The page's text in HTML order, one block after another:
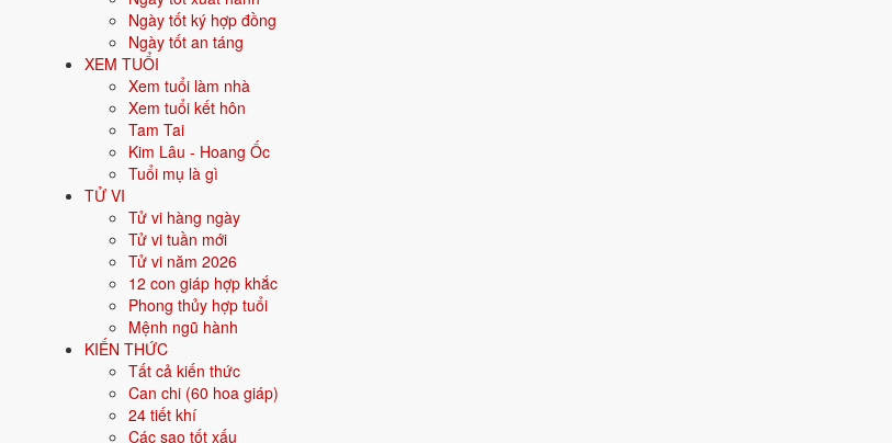
Ngày tốt ký hợp đồng
Ngày tốt an táng
XEM TUỔI
Xem tuổi làm nhà
Xem tuổi kết hôn
Tam Tai
Kim Lâu - Hoang Ốc
Tuổi mụ là gì
TỬ VI
Tử vi hàng ngày
Tử vi tuần mới
Tử vi năm 2026
12 con giáp hợp khắc
Phong thủy hợp tuổi
Mệnh ngũ hành
KIẾN THỨC
Tất cả kiến thức
Can chi (60 hoa giáp)
24 tiết khí
Các sao tốt xấu
Mệnh ngũ hành
Hành tương sinh
Hành tương khắc
Tuổi năm 2026